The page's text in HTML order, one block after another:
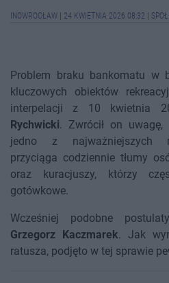
INOWROCŁAW 24 KWIETNIA 2026 08:32
Problem braku bankomatu w
kluczowych obiektów
interpelacji z 10 kwietnia
Rychwicki. Zwrócił on
jedno z najważniejszych
przyciąga codziennie tłumy
oraz kuracjuszy, którzy
gotówkowe.
Wcześniej podobne
Grzegorz Kaczmarek. Jak
ratusza, podjęto w tej sprawie